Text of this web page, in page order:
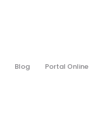
Blog Portal Online